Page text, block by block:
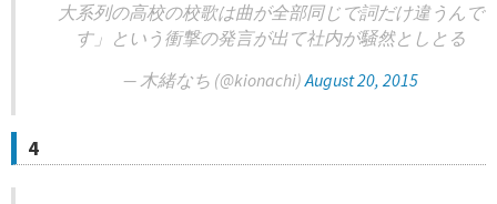
大系列の高校の校歌は曲が全部同じで詞だけ違うんで
す」という衝撃の発言が出て社内が騒然としとる
— 木緒なち (@kionachi)August 20, 2015
4